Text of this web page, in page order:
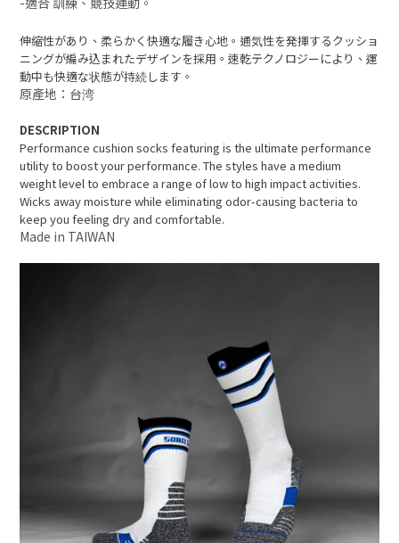
伸縮性があり、柔らかく快適な履き心地。通気性を発揮するクッショ
ニングが編み込まれたデザインを採用。速乾テクノロジーにより、運
動中も快適な状態が持続します。
原產地：台湾
DESCRIPTION
Performance cushion socks featuring is the ultimate performance
utility to boostyour performance. The styles have a medium
weight level to embrace a range oflow to high impact activities.
Wicks away moisture while eliminating odor-causing bacteria to
keep you feeling dry and comfortable.
Made in TAIWAN